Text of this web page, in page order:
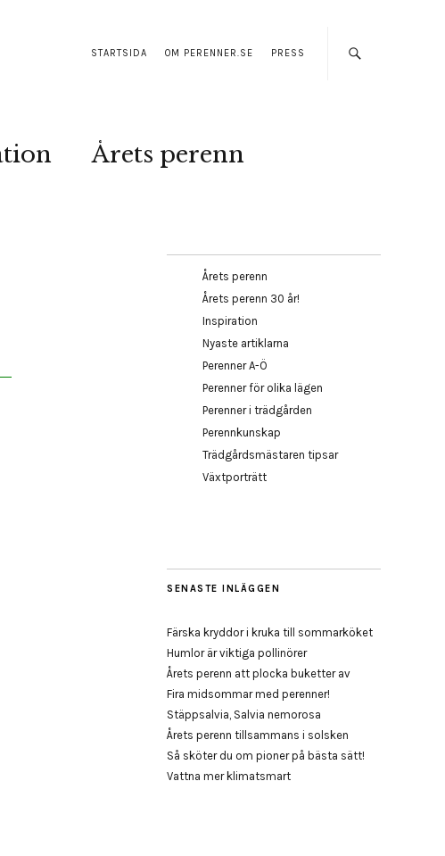
STARTSIDA OM PERENNER.SE PRESS
Årets perenn
Årets perenn
Årets perenn 30 år!
Inspiration
Nyaste artiklarna
Perenner A-Ö
Perenner för olika lägen
Perenner i trädgården
Perennkunskap
Trädgårdsmästaren tipsar
Växtporträtt
SENASTE INLÄGGEN
Färska kryddor i kruka till sommarköket
Humlor är viktiga pollinörer
Årets perenn att plocka buketter av
Fira midsommar med perenner!
Stäppsalvia, Salvia nemorosa
Årets perenn tillsammans i solsken
Så sköter du om pioner på bästa sätt!
Vattna mer klimatsmart